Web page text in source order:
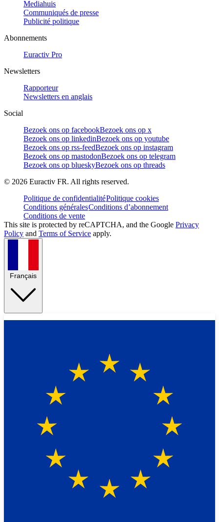
Mediahuis
Communiqués de presse
Publicité politique
Abonnements
Euractiv Pro
Newsletters
Rapporteur
Newsletters en anglais
Social
Bezoek ons op facebookBezoek ons op x
Bezoek ons op linkedinBezoek ons op youtube
Bezoek ons op rss-feedBezoek ons op instagram
Bezoek ons op mastodonBezoek ons op telegram
Bezoek ons op blueskyBezoek ons op threads
© 2026 Euractiv FR. All rights reserved.
Politique de confidentialitéPolitique cookies
Conditions généralesConditions d’abonnement
Conditions de vente
This site is protected by reCAPTCHA, and the Google Privacy
Policy and Terms of Service apply.
Français